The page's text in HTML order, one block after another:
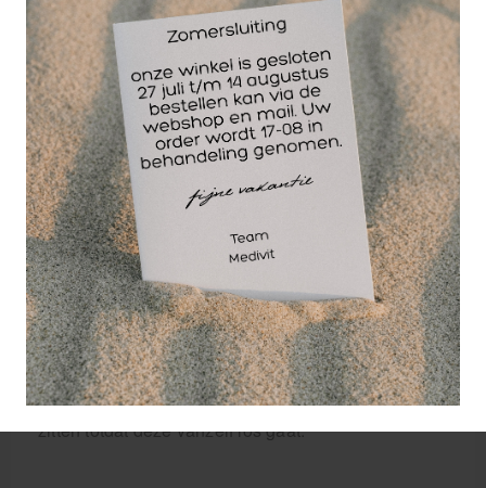
blarenpleister?
De werking van blarenpleisters is simpel maar
effectief. Ze vormen een beschermende laag over
de blaar, waardoor de wrijving verminderd wordt en
de pijn verlicht wordt. Daarnaast zorgen de pleisters
ervoor dat de blaar sneller kan genezen, doordat de
pleister de blaar beschermt tegen invloeden van
buitenaf.
Gebruiksaanwijzing Heka
blarenpleisters:
Op een schone droge huid aanbrengen. Randen
goed aandrukken. De blaarpleister kan blijven
zitten totdat deze vanzelf los gaat.